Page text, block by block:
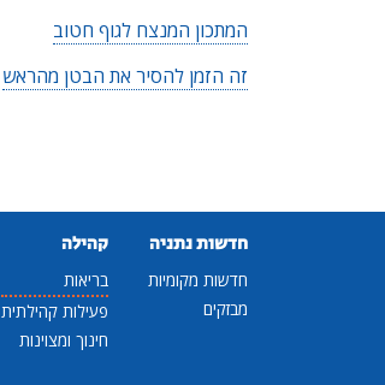
המתכון המנצח לגוף חטוב
זה הזמן להסיר את הבטן מהראש
חדשות נתניה
חדשות מקומיות
מבזקים
קהילה
בריאות
פעילות קהילתית
חינוך ומצוינות